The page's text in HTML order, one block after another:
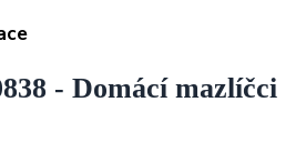
- Domácí mazlíčci